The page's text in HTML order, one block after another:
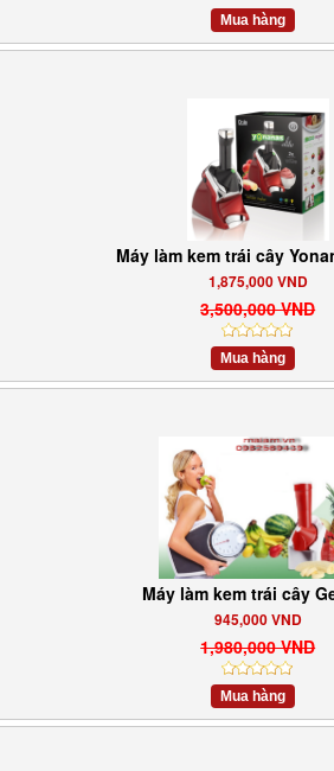
Mua hàng
Máy làm kem trái cây
1,875,000 VND
3,500,000 VND
Mua hàng
Máy làm kem trái cây
945,000 VND
1,980,000 VND
Mua hàng